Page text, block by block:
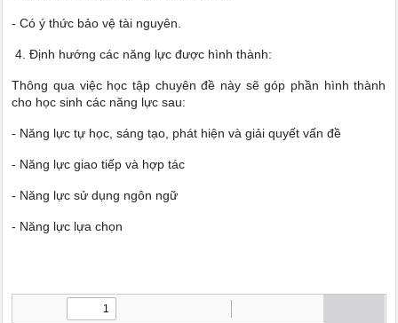
- Có ý thức bảo vệ tài nguyên.
4. Định hướng các năng lực được hình thành:
Thông qua việc học tập chuyên đề này sẽ góp phần hình thành
cho học sinh các năng lực sau:
- Năng lực tự học, sáng tạo, phát hiện và giải quyết vấn đề
- Năng lực giao tiếp và hợp tác
- Năng lực sử dụng ngôn ngữ
- Năng lực lựa chọn